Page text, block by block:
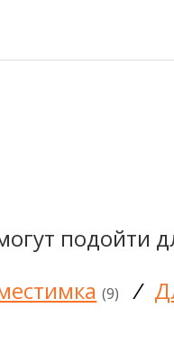
подойти
(9) /